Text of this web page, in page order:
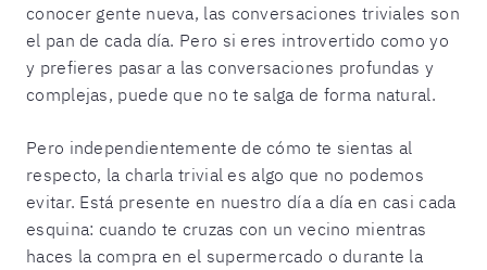
conocer gente nueva, las conversaciones triviales son
el pan de cada día. Pero si eres introvertido como yo
y prefieres pasar a las conversaciones profundas y
complejas, puede que no te salga de forma natural.
Pero independientemente de cómo te sientas al
respecto, la charla trivial es algo que no podemos
evitar. Está presente en nuestro día a día en casi cada
esquina: cuando te cruzas con un vecino mientras
haces la compra en el supermercado o durante la